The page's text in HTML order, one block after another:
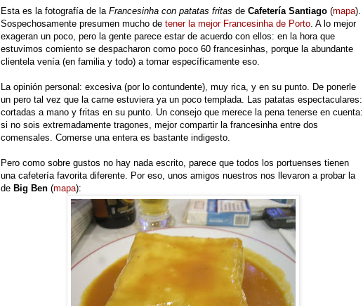
Esta es la fotografía de la Francesinha con patatas fritas de Cafetería Santiago (mapa).
Sospechosamente presumen mucho de tener la mejor Francesinha de Porto . A lo mejor
exageran un poco, pero la gente parece estar de acuerdo con ellos: en la hora que
estuvimos comiento se despacharon como poco 60 francesinhas, porque la abundante
clientela venía (en familia y todo) a tomar específicamente eso.
La opinión personal: excesiva (por lo contundente), muy rica, y en su punto. De ponerle
un pero tal vez que la carne estuviera ya un poco templada. Las patatas espectaculares:
cortadas a mano y fritas en su punto. Un consejo que merece la pena tenerse en cuenta:
si no sois extremadamente tragones, mejor compartir la francesinha entre dos
comensales. Comerse una entera es bastante indigesto.
Pero como sobre gustos no hay nada escrito, parece que todos los portuenses tienen
una cafetería favorita diferente. Por eso, unos amigos nuestros nos llevaron a probar la
de Big Ben (mapa):